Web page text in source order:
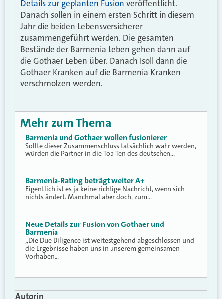
Details zur geplanten Fusion veröffentlicht.
Danach sollen in einem ersten Schritt in diesem
Jahr die beiden Lebensversicherer
zusammengeführt werden. Die gesamten
Bestände der Barmenia Leben gehen dann auf
die Gothaer Leben über. Danach Isoll dann die
Gothaer Kranken auf die Barmenia Kranken
verschmolzen werden.
Mehr zum Thema
Barmenia und Gothaer wollen fusionieren
Sollte dieser Zusammenschluss tatsächlich wahr werden,
würden die Partner in die Top Ten des deutschen…
Barmenia-Rating beträgt weiter A+
Eigentlich ist es ja keine richtige Nachricht, wenn sich
nichts ändert. Manchmal aber doch, zum…
Neue Details zur Fusion von Gothaer und
Barmenia
„Die Due Diligence ist weitestgehend abgeschlossen und
die Ergebnisse haben uns in unserem gemeinsamen
Vorhaben…
Autorin